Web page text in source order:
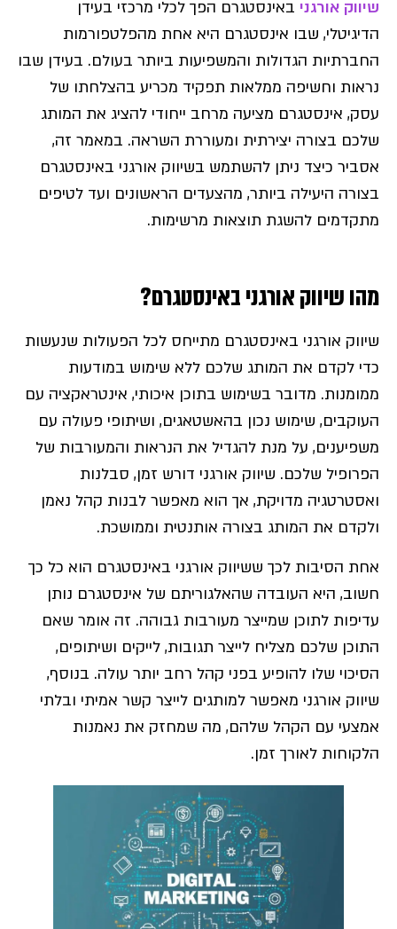
שיווק אורגני באינסטגרם הפך לכלי מרכזי בעידן
הדיגיטלי, שבו אינסטגרם היא אחת מהפלטפורמות
החברתיות הגדולות והמשפיעות ביותר בעולם. בעידן שבו
נראות וחשיפה ממלאות תפקיד מכריע בהצלחתו של
עסק, אינסטגרם מציעה מרחב ייחודי להציג את המותג
שלכם בצורה יצירתית ומעוררת השראה. במאמר זה,
אסביר כיצד ניתן להשתמש בשיווק אורגני באינסטגרם
בצורה היעילה ביותר, מהצעדים הראשונים ועד לטיפים
מתקדמים להשגת תוצאות מרשימות.
מהו שיווק אורגני באינסטגרם?
שיווק אורגני באינסטגרם מתייחס לכל הפעולות שנעשות
כדי לקדם את המותג שלכם ללא שימוש במודעות
ממומנות. מדובר בשימוש בתוכן איכותי, אינטראקציה עם
העוקבים, שימוש נכון בהאשטאגים, ושיתופי פעולה עם
משפיענים, על מנת להגדיל את הנראות והמעורבות של
הפרופיל שלכם. שיווק אורגני דורש זמן, סבלנות
ואסטרטגיה מדויקת, אך הוא מאפשר לבנות קהל נאמן
ולקדם את המותג בצורה אותנטית וממושכת.
אחת הסיבות לכך ששיווק אורגני באינסטגרם הוא כל כך
חשוב, היא העובדה שהאלגוריתם של אינסטגרם נותן
עדיפות לתוכן שמייצר מעורבות גבוהה. זה אומר שאם
התוכן שלכם מצליח לייצר תגובות, לייקים ושיתופים,
הסיכוי שלו להופיע בפני קהל רחב יותר עולה. בנוסף,
שיווק אורגני מאפשר למותגים לייצר קשר אמיתי ובלתי
אמצעי עם הקהל שלהם, מה שמחזק את נאמנות
הלקוחות לאורך זמן.